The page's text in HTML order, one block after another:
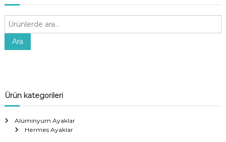
:
Ara
Ürün kategorileri
Alüminyum Ayaklar
Hermes Ayaklar